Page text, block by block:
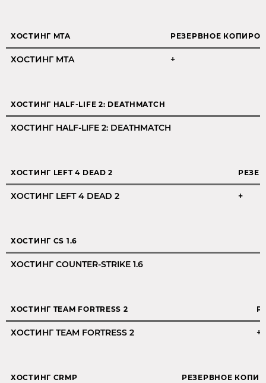
ХОСТИНГ MTA РЕЗЕРВНОЕ
ХОСТИНГ MTA +
ХОСТИНГ HALF-LIFE 2: DEATHMATCH
ХОСТИНГ HALF-LIFE 2: DEATHMATCH
ХОСТИНГ LEFT 4 DEAD 2
ХОСТИНГ LEFT 4 DEAD 2 +
ХОСТИНГ CS 1.6
ХОСТИНГ COUNTER-STRIKE 1.6
ХОСТИНГ TEAM FORTRESS 2
ХОСТИНГ TEAM FORTRESS 2 +
ХОСТИНГ CRMP РЕЗЕРВНОЕ